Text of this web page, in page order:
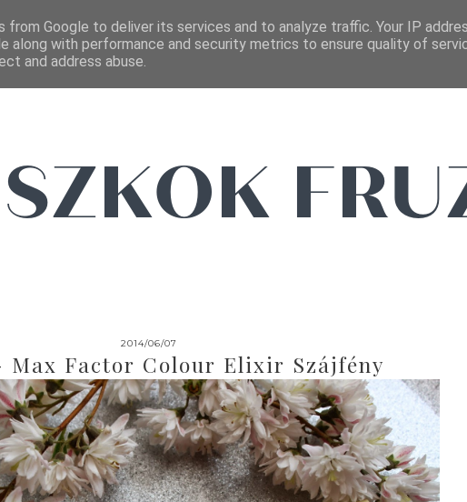
FŐOLDAL EMAIL
2014/06/07
Max Factor Colour Elixir Szájfény
from Google to deliver its services and to analyze traffic. Your IP
along with performance and security metrics to ensure quality of
and address abuse.